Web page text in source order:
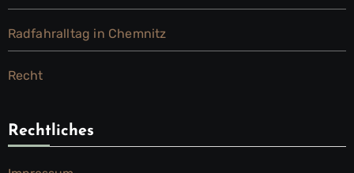
Radfahralltag in Chemnitz
Recht
Rechtliches